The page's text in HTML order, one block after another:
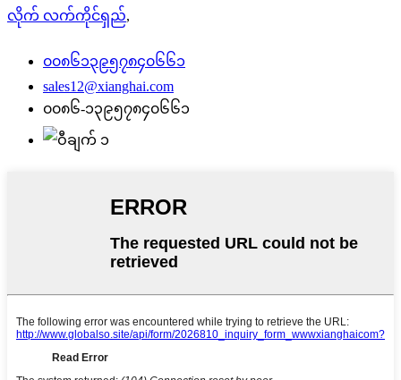
လိုက် လက်ကိုင်ရှည်,
၀၀၈၆၁၃၉၅၇၈၄၀၆၆၁
sales12@xianghai.com
၀၀၈၆-၁၃၉၅၇၈၄၀၆၆၁